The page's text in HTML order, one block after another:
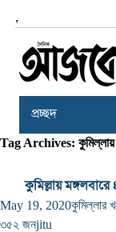
,
প্রচ্ছদ
Tag Archives: কুমিল্লায়
কুমিল্লায়
May 19, 2020কুমিল্লার
৩৫২ জনjitu